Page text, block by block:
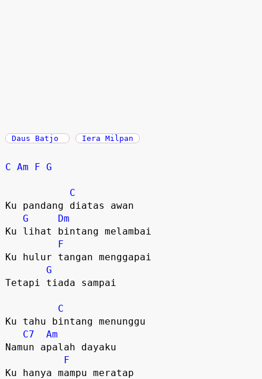
Daus Batjo Iera Milpan
C Am F G
C
Ku pandang diatas awan
G
Dm
Ku lihat bintang melambai
F
Ku hulur tangan menggapai
G
Tetapi tiada sampai
C
Ku tahu bintang menunggu
C7
Am
Namun apalah dayaku
F
Ku hanya mampu meratap